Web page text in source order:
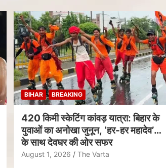
BIHAR BREAKING
420 किमी स्केटिंग कांवड़ यात्रा: बिहार के
युवाओं का अनोखा जुनून, ‘हर-हर महादेव’
के साथ देवघर की ओर सफर
August 1, 2026 The Varta